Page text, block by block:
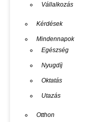
Vállalkozás
Kérdések
Mindennapok
Egészség
Nyugdíj
Oktatás
Utazás
Otthon